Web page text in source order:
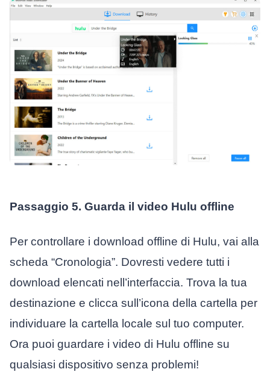
Passaggio 5. Guarda il video Hulu offline
Per controllare i download offline di Hulu, vai alla
scheda “Cronologia”. Dovresti vedere tutti i
download elencati nell’interfaccia. Trova la tua
destinazione e clicca sull’icona della cartella per
individuare la cartella locale sul tuo computer.
Ora puoi guardare i video di Hulu offline su
qualsiasi dispositivo senza problemi!